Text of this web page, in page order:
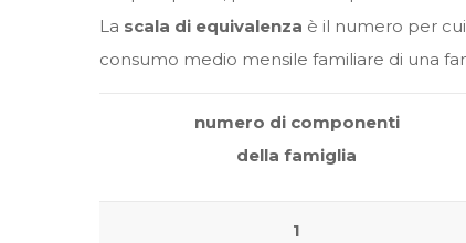
La scala di equivalenza è il numero per
consumo medio mensile familiare di una
numero di componenti
della famiglia
1